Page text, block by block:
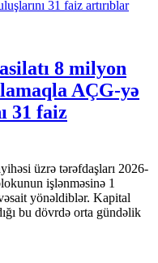
8 milyon
AÇG-yə
31 faiz
üzrə tərəfdaşları 2026-
işlənməsinə 1
yönəldiblər. Kapital
bu dövrdə orta gündəlik